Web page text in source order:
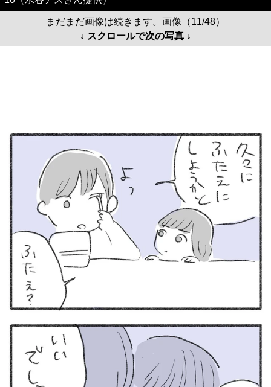
まだまだ画像は続きます。画像（11/48）
↓ スクロールで次の写真 ↓